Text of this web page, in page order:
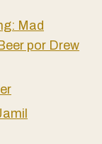
Mad
por Drew